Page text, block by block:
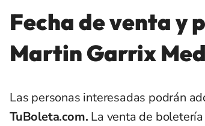
Fecha de venta y
Martin Garrix
Las personas interesadas podrán
TuBoleta.com. La venta de boletería